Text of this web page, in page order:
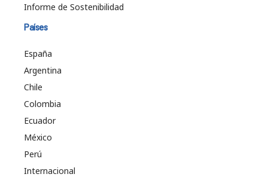
Informe de Sostenibilidad
Países
España
Argentina
Chile
Colombia
Ecuador
México
Perú
Internacional